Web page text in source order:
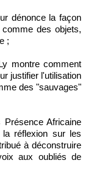
dénonce la façon
des objets,
;
montre comment
justifier l'utilisation
des "sauvages"
Africaine
réflexion sur les
à déconstruire
aux oubliés de